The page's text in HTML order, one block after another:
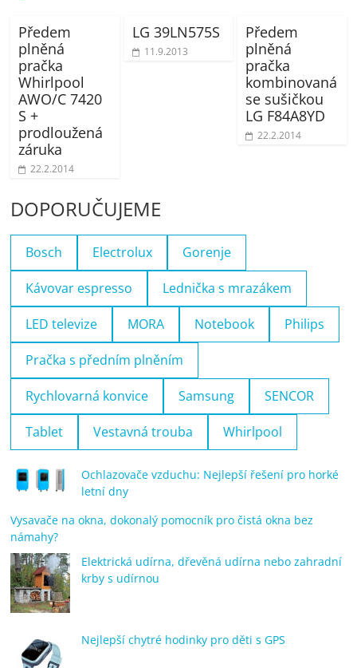
Předem
plněná
pračka
Whirlpool
AWO/C 7420
S +
prodloužená
záruka
22.2.2014
LG 39LN575S
11.9.2013
Předem
plněná
pračka
kombinovaná
se sušičkou
LG F84A8YD
22.2.2014
DOPORUČUJEME
Bosch Electrolux Gorenje
Kávovar espresso Lednička s mrazákem
LED televize MORA Notebook Philips
Pračka s předním plněním
Rychlovarná konvice Samsung SENCOR
Tablet Vestavná trouba Whirlpool
Ochlazovače vzduchu: Nejlepší řešení pro horké
letní dny
Vysavače na okna, dokonalý pomocník pro čistá okna bez
námahy?
Elektrická udírna, dřevěná udírna nebo zahradní
krby s udírnou
Nejlepší chytré hodinky pro děti s GPS